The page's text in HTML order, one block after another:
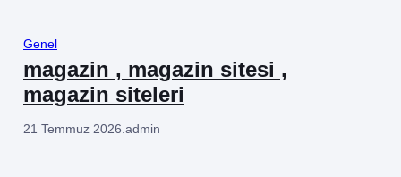
Genel
magazin , magazin sitesi ,
magazin siteleri
21 Temmuz 2026 admin